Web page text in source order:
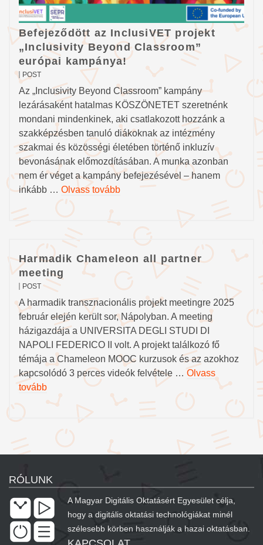
Befejeződött az InclusiVET projekt
„Inclusivity Beyond Classroom”
európai kampánya!
POST
Az „Inclusivity Beyond Classroom” kampány
lezárásaként hatalmas KÖSZÖNETET szeretnénk
mondani mindenkinek, aki csatlakozott hozzánk a
szakképzésben tanuló diákoknak az intézmény
szakmai és közösségi életében történő inkluzív
bevonásának előmozdításában. A munka azonban
nem ér véget a kampány befejezésével – hanem
inkább … Olvass tovább
Harmadik Chameleon all partner
meeting
POST
A harmadik transznacionális projekt meetingre 2025
február elején került sor, Nápolyban. A meeting
házigazdája a UNIVERSITA DEGLI STUDI DI
NAPOLI FEDERICO II volt. A projekt találkozó fő
témája a Chameleon MOOC kurzusok és az azokhoz
kapcsolódó 3 perces videók felvétele … Olvass
tovább
RÓLUNK
A Magyar Digitális Oktatásért Egyesület célja,
hogy a digitális oktatási technológiákat minél
szélesebb körben használják a hazai oktatásban.